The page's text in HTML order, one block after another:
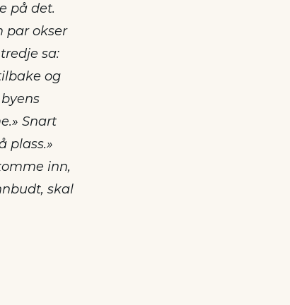
på det.
par okser
sa:
og
Snart
plass.»
inn,
skal